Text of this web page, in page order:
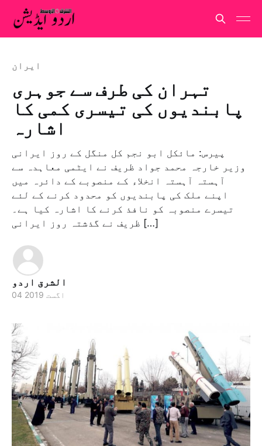
ایران
تہران کی طرف سے جوہری
پابندیوں کی تیسری کمی کا
اشارہ
پیرس: مائکل ابو نجم کل منگل کے روز ایرانی
وزیر خارجہ محمد جواد ظریف نے ایٹمی معاہدہ سے
آہستہ آہستہ انخلاء کے منصوبے کے دائرہ میں
اپنے ملک کی پابندیوں کو محدود کرنے کے لئے
تیسرے منصوبہ کو نافذ کرنے کا اشارہ کیا ہے۔
ظریف نے گذشتہ روز ایرانی […]
الشرق اردو
04 اگست 2019